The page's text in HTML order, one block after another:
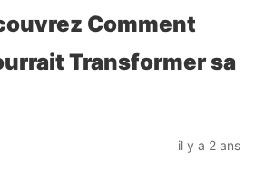
Comment
Transformer sa
il y a 2 ans